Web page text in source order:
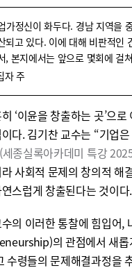
가정신이 화두다. 경남 지역을
되고 있다. 이에 대해 비판적인
, 본지에서는 앞으로 몇회에 걸
자 주
‘이윤을 창출하는 곳’으
다. 김기찬 교수는 “기업
종실록아카데미 특강
사회적 문제의 창의적 해
스럽게 창출된다는 것이다.
의 이러한 통찰에 힘입어,
의 관점에서 새롭
수령들의 문제해결과정을